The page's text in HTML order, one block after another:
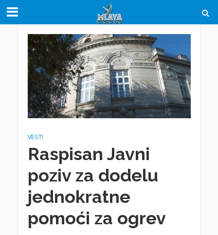
VESTI
Raspisan Javni
poziv za dodelu
jednokratne
pomoći za ogrev